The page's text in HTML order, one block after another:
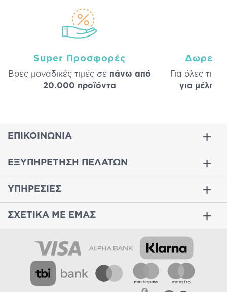
Super Προσφορές
Βρες μοναδικές τιμές σε πάνω από
20.000 προϊόντα
Δωρεάν
Για όλες τις
για μέλη
ΕΠΙΚΟΙΝΩΝΙΑ
ΕΞΥΠΗΡΕΤΗΣΗ ΠΕΛΑΤΩΝ
ΥΠΗΡΕΣΙΕΣ
ΣΧΕΤΙΚΑ ΜΕ ΕΜΑΣ